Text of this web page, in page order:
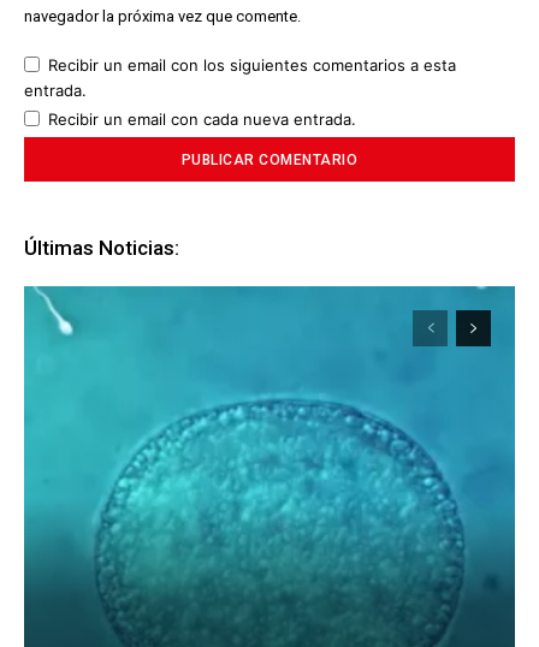
navegador la próxima vez que comente.
Recibir un email con los siguientes comentarios a esta
entrada.
Recibir un email con cada nueva entrada.
Últimas Noticias: